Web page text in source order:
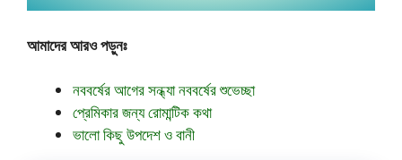
আমাদের আরও পড়ুনঃ
নববর্ষের আগের সন্ধ্যা নববর্ষের শুভেচ্ছা
প্রেমিকার জন্য রোমান্টিক কথা
ভালো কিছু উপদেশ ও বানী